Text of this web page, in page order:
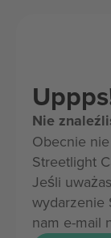
Nie
Obecnie
Streetlight
Jeśli
wydarzenie
nam e-mail